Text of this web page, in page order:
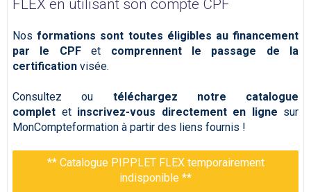
FLEX en utilisant son compte CPF
Nosformations sont toutes éligibles au financement
par le CPFet comprennent le passage de la
certification visée.
Consultez ou téléchargez notre catalogue
complet et inscrivez-vous directement en ligne sur
MonCompteformation à partir des liens fournis !
** Catalogue PIPPLET FLEX temporairement
indisponible **